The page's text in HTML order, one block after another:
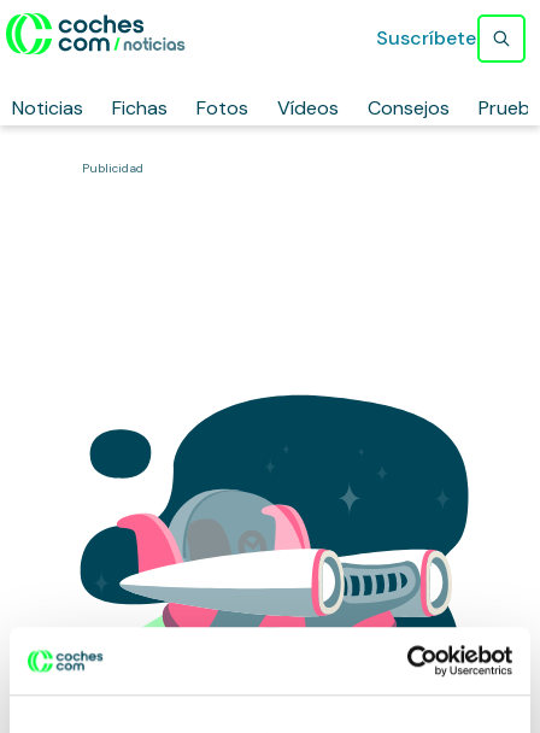
Noticias Fichas Fotos Vídeos Consejos
Suscríbete
Publicidad